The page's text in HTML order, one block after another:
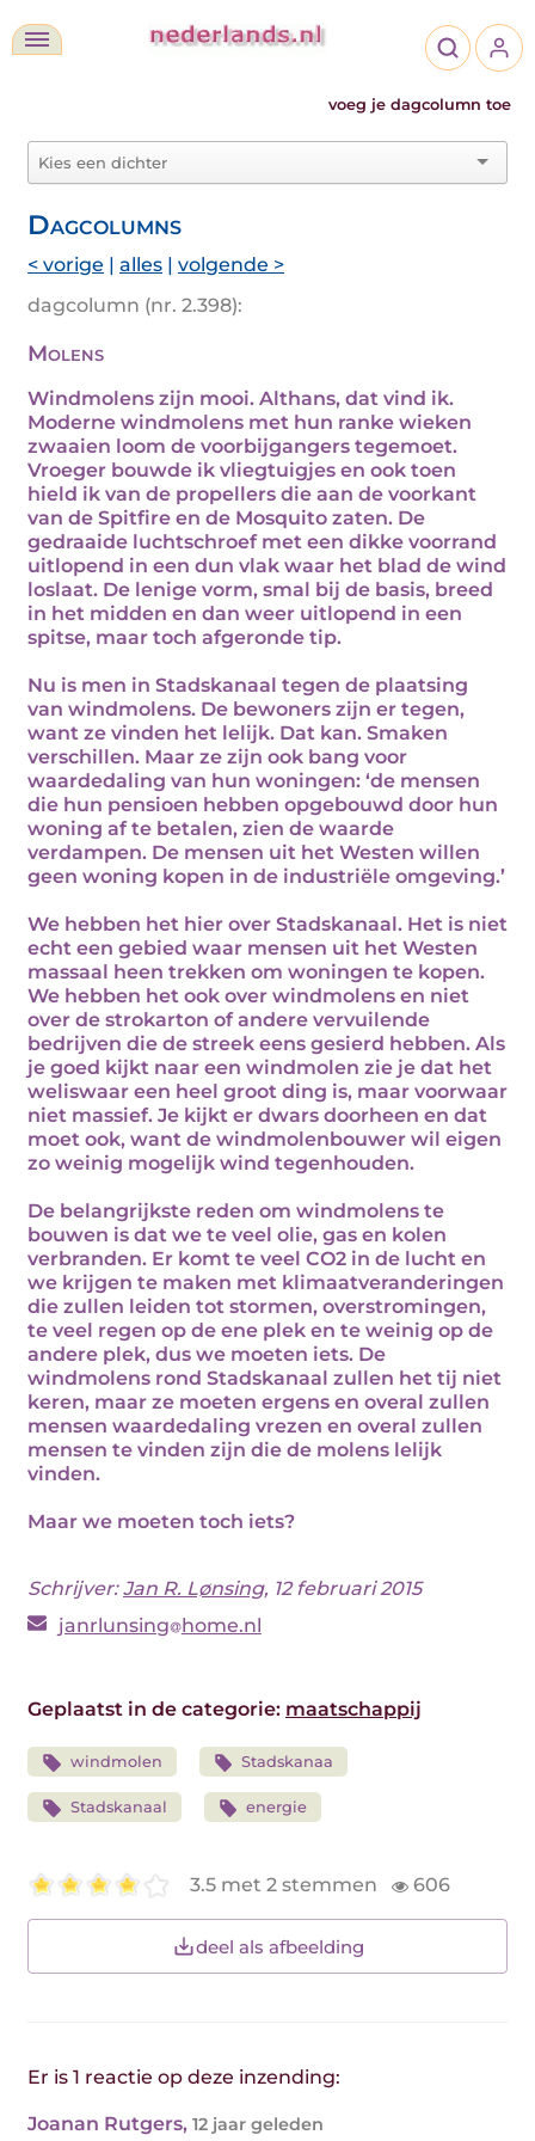
voeg je dagcolumn toe
Dagcolumns
< vorige | alles | volgende >
dagcolumn (nr. 2.398):
Molens
Windmolens zijn mooi. Althans, dat vind ik.
Moderne windmolens met hun ranke wieken
zwaaien loom de voorbijgangers tegemoet.
Vroeger bouwde ik vliegtuigjes en ook toen
hield ik van de propellers die aan de voorkant
van de Spitfire en de Mosquito zaten. De
gedraaide luchtschroef met een dikke voorrand
uitlopend in een dun vlak waar het blad de wind
loslaat. De lenige vorm, smal bij de basis, breed
in het midden en dan weer uitlopend in een
spitse, maar toch afgeronde tip.
Nu is men in Stadskanaal tegen de plaatsing
van windmolens. De bewoners zijn er tegen,
want ze vinden het lelijk. Dat kan. Smaken
verschillen. Maar ze zijn ook bang voor
waardedaling van hun woningen: ‘de mensen
die hun pensioen hebben opgebouwd door hun
woning af te betalen, zien de waarde
verdampen. De mensen uit het Westen willen
geen woning kopen in de industriële omgeving.’
We hebben het hier over Stadskanaal. Het is niet
echt een gebied waar mensen uit het Westen
massaal heen trekken om woningen te kopen.
We hebben het ook over windmolens en niet
over de strokarton of andere vervuilende
bedrijven die de streek eens gesierd hebben. Als
je goed kijkt naar een windmolen zie je dat het
weliswaar een heel groot ding is, maar voorwaar
niet massief. Je kijkt er dwars doorheen en dat
moet ook, want de windmolenbouwer wil eigen
zo weinig mogelijk wind tegenhouden.
De belangrijkste reden om windmolens te
bouwen is dat we te veel olie, gas en kolen
verbranden. Er komt te veel CO2 in de lucht en
we krijgen te maken met klimaatveranderingen
die zullen leiden tot stormen, overstromingen,
te veel regen op de ene plek en te weinig op de
andere plek, dus we moeten iets. De
windmolens rond Stadskanaal zullen het tij niet
keren, maar ze moeten ergens en overal zullen
mensen waardedaling vrezen en overal zullen
mensen te vinden zijn die de molens lelijk
vinden.
Maar we moeten toch iets?
Schrijver:Jan R. Lønsing, 12 februari 2015
janrlunsing home.nl
Geplaatst in de categorie: maatschappij
windmolen Stadskanaa
Stadskanaal energie
3.5 met 2 stemmen 606
deel als afbeelding
Er is 1 reactie op deze inzending:
Joanan Rutgers, 12 jaar geleden